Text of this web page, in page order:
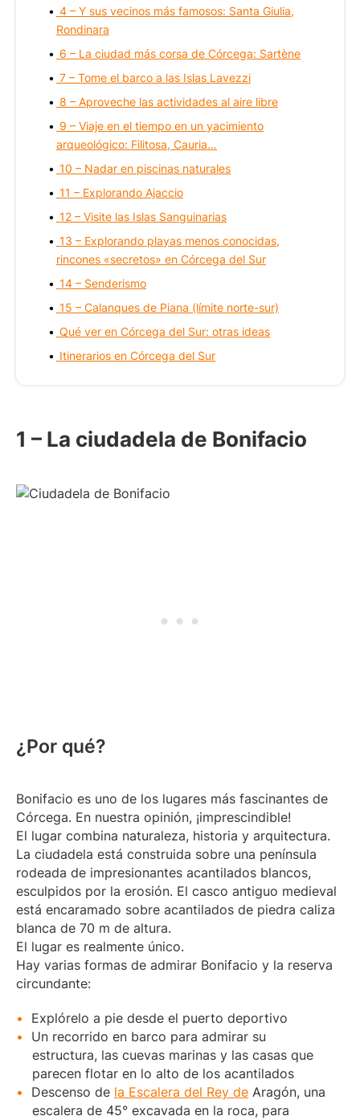
4 – Y sus vecinos más famosos: Santa Giulia,
Rondinara
6 – La ciudad más corsa de Córcega: Sartène
7 – Tome el barco a las Islas Lavezzi
8 – Aproveche las actividades al aire libre
9 – Viaje en el tiempo en un yacimiento
arqueológico: Filitosa, Cauria…
10 – Nadar en piscinas naturales
11 – Explorando Ajaccio
12 – Visite las Islas Sanguinarias
13 – Explorando playas menos conocidas,
rincones «secretos» en Córcega del Sur
14 – Senderismo
15 – Calanques de Piana (límite norte-sur)
Qué ver en Córcega del Sur: otras ideas
Itinerarios en Córcega del Sur
1 – La ciudadela de Bonifacio
¿Por qué?
Bonifacio es uno de los lugares más fascinantes de
Córcega. En nuestra opinión, ¡imprescindible!
El lugar combina naturaleza, historia y arquitectura.
La ciudadela está construida sobre una península
rodeada de impresionantes acantilados blancos,
esculpidos por la erosión. El casco antiguo medieval
está encaramado sobre acantilados de piedra caliza
blanca de 70 m de altura.
El lugar es realmente único.
Hay varias formas de admirar Bonifacio y la reserva
circundante:
Explórelo a pie desde el puerto deportivo
Un recorrido en barco para admirar su
estructura, las cuevas marinas y las casas que
parecen flotar en lo alto de los acantilados
Descenso de la Escalera del Rey de Aragón, una
escalera de 45° excavada en la roca, para